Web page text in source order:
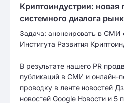
Криптоиндустрии: новая
системного диалога
Задача: анонсировать в СМИ
Института Развития
В результате нашего PR
публикаций в СМИ и онлайн-
проводку в ленте новостей
новостей Google Новости и 5